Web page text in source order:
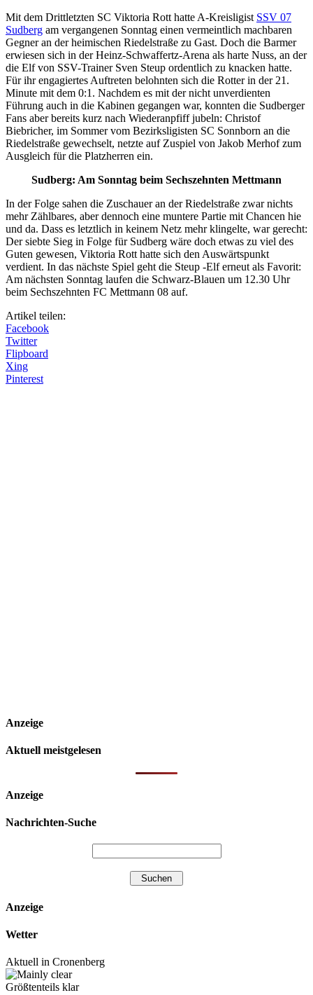
Mit dem Drittletzten SC Viktoria Rott hatte A-Kreisligist SSV 07
Sudberg am vergangenen Sonntag einen vermeintlich machbaren
Gegner an der heimischen Riedelstraße zu Gast. Doch die Barmer
erwiesen sich in der Heinz-Schwaffertz-Arena als harte Nuss, an der
die Elf von SSV-Trainer Sven Steup ordentlich zu knacken hatte.
Für ihr engagiertes Auftreten belohnten sich die Rotter in der 21.
Minute mit dem 0:1. Nachdem es mit der nicht unverdienten
Führung auch in die Kabinen gegangen war, konnten die Sudberger
Fans aber bereits kurz nach Wiederanpfiff jubeln: Christof
Biebricher, im Sommer vom Bezirksligisten SC Sonnborn an die
Riedelstraße gewechselt, netzte auf Zuspiel von Jakob Merhof zum
Ausgleich für die Platzherren ein.
Sudberg: Am Sonntag beim Sechszehnten Mettmann
In der Folge sahen die Zuschauer an der Riedelstraße zwar nichts
mehr Zählbares, aber dennoch eine muntere Partie mit Chancen hie
und da. Dass es letztlich in keinem Netz mehr klingelte, war gerecht:
Der siebte Sieg in Folge für Sudberg wäre doch etwas zu viel des
Guten gewesen, Viktoria Rott hatte sich den Auswärtspunkt
verdient. In das nächste Spiel geht die Steup -Elf erneut als Favorit:
Am nächsten Sonntag laufen die Schwarz-Blauen um 12.30 Uhr
beim Sechszehnten FC Mettmann 08 auf.
Artikel teilen:
Facebook
Twitter
Flipboard
Xing
Pinterest
Anzeige
Aktuell meistgelesen
Anzeige
Nachrichten-Suche
Anzeige
Wetter
Aktuell in Cronenberg
Größtenteils klar